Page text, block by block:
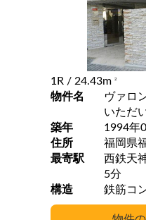
1R / 24.43m 2
物件名
ヴァロ
いただ
築年
1994年
住所
福岡県
最寄駅
西鉄天神
5分
構造
鉄筋コ